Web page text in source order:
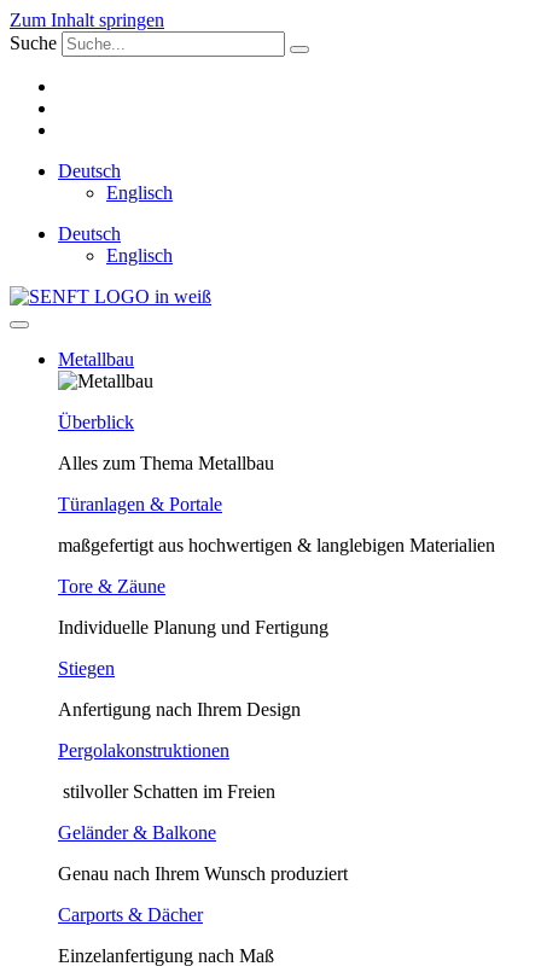
Zum Inhalt springen
Suche
Deutsch
Englisch
Deutsch
Englisch
Metallbau
Überblick
Alles zum Thema Metallbau
Türanlagen & Portale
maßgefertigt aus hochwertigen & langlebigen Materialien
Tore & Zäune
Individuelle Planung und Fertigung
Stiegen
Anfertigung nach Ihrem Design
Pergolakonstruktionen
stilvoller Schatten im Freien
Geländer & Balkone
Genau nach Ihrem Wunsch produziert
Carports & Dächer
Einzelanfertigung nach Maß